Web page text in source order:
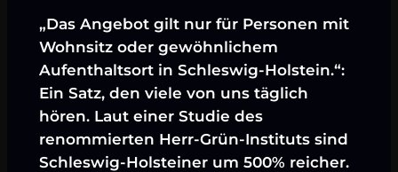
„Das Angebot gilt nur für Personen mit
Wohnsitz oder gewöhnlichem
Aufenthaltsort in Schleswig-Holstein.“:
Ein Satz, den viele von uns täglich
hören. Laut einer Studie des
renommierten Herr-Grün-Instituts sind
Schleswig-Holsteiner um 500% reicher.